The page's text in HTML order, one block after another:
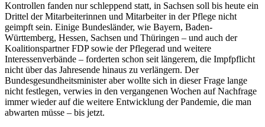
Kontrollen fanden nur schleppend statt, in Sachsen soll bis heute ein
Drittel der Mitarbeiterinnen und Mitarbeiter in der Pflege nicht
geimpft sein. Einige Bundesländer, wie Bayern, Baden-
Württemberg, Hessen, Sachsen und Thüringen – und auch der
Koalitionspartner FDP sowie der Pflegerad und weitere
Interessenverbände – forderten schon seit längerem, die Impfpflicht
nicht über das Jahresende hinaus zu verlängern. Der
Bundesgesundheitsminister aber wollte sich in dieser Frage lange
nicht festlegen, verwies in den vergangenen Wochen auf Nachfrage
immer wieder auf die weitere Entwicklung der Pandemie, die man
abwarten müsse – bis jetzt.